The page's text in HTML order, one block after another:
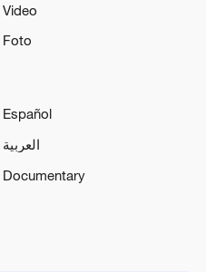
Video
Foto
Español
العربية
Documentary